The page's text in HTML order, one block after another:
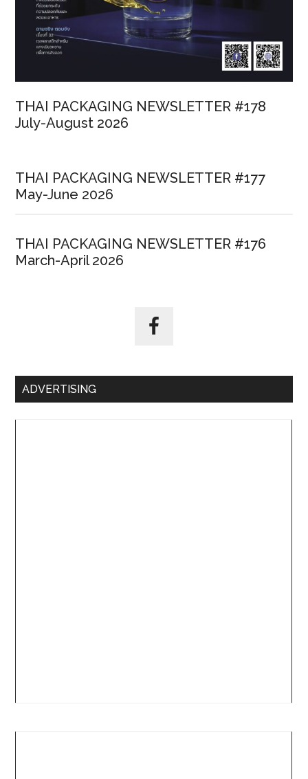
THAI PACKAGING NEWSLETTER #178
July-August 2026
THAI PACKAGING NEWSLETTER #177
May-June 2026
THAI PACKAGING NEWSLETTER #176
March-April 2026
ADVERTISING